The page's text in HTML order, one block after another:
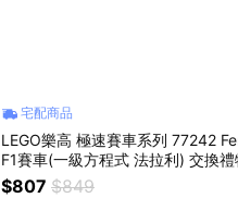
宅配商品
LEGO樂高 極速賽車系列 77242
F1賽車(一級方程式 法拉利) 交換禮
生日。居家擺飾
$807 $849